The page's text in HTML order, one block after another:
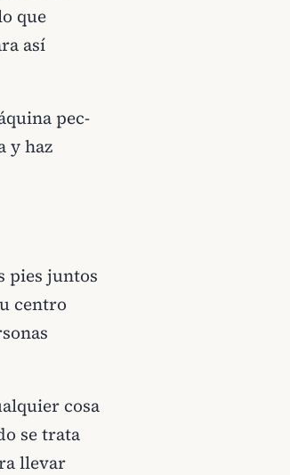
que
así
pec-
y haz
pies juntos
centro
cosa
se trata
llevar